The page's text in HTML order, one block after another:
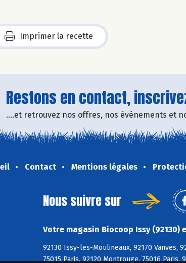
Imprimer la recette
Restons en contact,
....et retrouvez nos offres, nos événements et
Contact Mentions légales
Nous suivre sur
Votre magasin Biocoop Issy (92130)
92130 Issy-les-Moulineaux, 92170 Vanves,
75015 Paris, 92120 Montrouge, 75016 Paris,